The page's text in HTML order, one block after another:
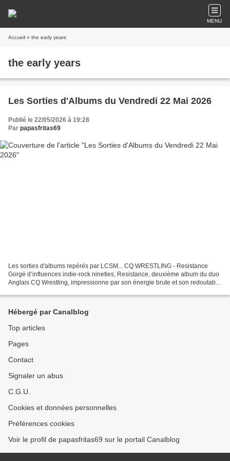
MENU
Accueil » the early years
the early years
Les Sorties d'Albums du Vendredi 22 Mai 2026
Publié le 22/05/2026 à 19:28
Par papasfritas69
Les sorties d'albums repérés par LCSM... CQ WRESTLING - Resistance
Gorgé d’influences indie-rock nineties, Resistance, deuxième album du duo
Anglais CQ Wrestling, impressionne par son énergie brute et son redoutable
Hébergé par Canalblog
Top articles
Pages
Contact
Signaler un abus
C.G.U.
Cookies et données personnelles
Préférences cookies
Voir le profil de papasfritas69 sur le portail Canalblog